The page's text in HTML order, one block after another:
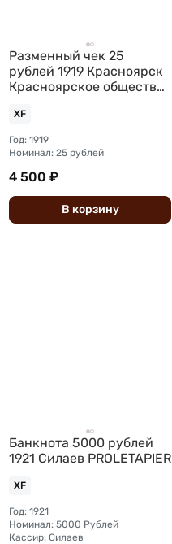
Разменный чек 25
рублей 1919 Красноярск
Красноярское общество
XF
Год: 1919
Номинал: 25 рублей
4 500 ₽
В корзину
Банкнота 5000 рублей
1921 Силаев PROLETAPIER
XF
Год: 1921
Номинал: 5000 Рублей
Кассир: Силаев